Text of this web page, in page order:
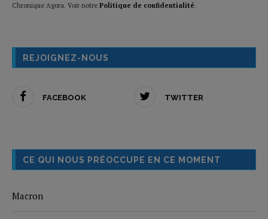
Chronique Agora. Voir notre Politique de confidentialité.
REJOIGNEZ-NOUS
FACEBOOK TWITTER
CE QUI NOUS PRÉOCCUPE EN CE MOMENT
Macron